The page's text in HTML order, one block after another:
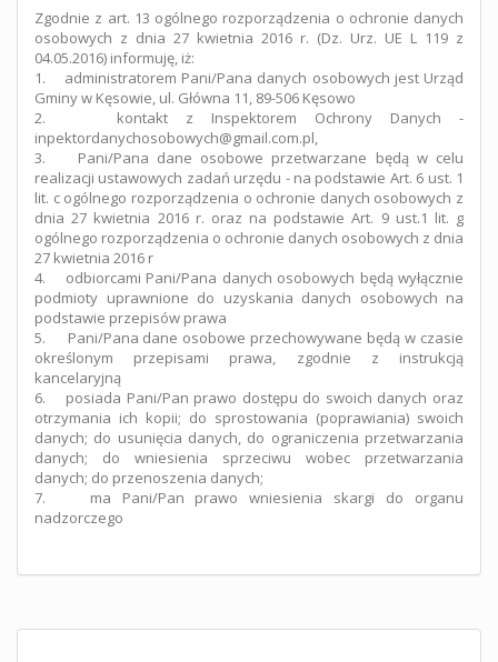
Zgodnie z art. 13 ogólnego rozporządzenia o ochronie danych
osobowych z dnia 27 kwietnia 2016 r. (Dz. Urz. UE L 119 z
04.05.2016) informuję, iż:
1. administratorem Pani/Pana danych osobowych jest Urząd
Gminy w Kęsowie, ul. Główna 11, 89-506 Kęsowo
2. kontakt z Inspektorem Ochrony Danych -
inpektordanychosobowych@gmail.com.pl,
3. Pani/Pana dane osobowe przetwarzane będą w celu
realizacji ustawowych zadań urzędu - na podstawie Art. 6 ust. 1
lit. c ogólnego rozporządzenia o ochronie danych osobowych z
dnia 27 kwietnia 2016 r. oraz na podstawie Art. 9 ust.1 lit. g
ogólnego rozporządzenia o ochronie danych osobowych z dnia
27 kwietnia 2016 r
4. odbiorcami Pani/Pana danych osobowych będą wyłącznie
podmioty uprawnione do uzyskania danych osobowych na
podstawie przepisów prawa
5. Pani/Pana dane osobowe przechowywane będą w czasie
określonym przepisami prawa, zgodnie z instrukcją
kancelaryjną
6. posiada Pani/Pan prawo dostępu do swoich danych oraz
otrzymania ich kopii; do sprostowania (poprawiania) swoich
danych; do usunięcia danych, do ograniczenia przetwarzania
danych; do wniesienia sprzeciwu wobec przetwarzania
danych; do przenoszenia danych;
7. ma Pani/Pan prawo wniesienia skargi do organu
nadzorczego